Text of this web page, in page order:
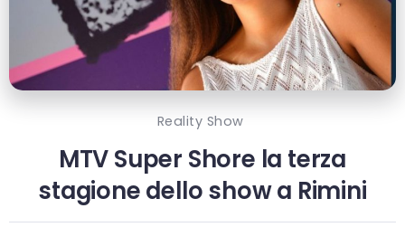
Reality Show
MTV Super Shore la terza
stagione dello show a Rimini